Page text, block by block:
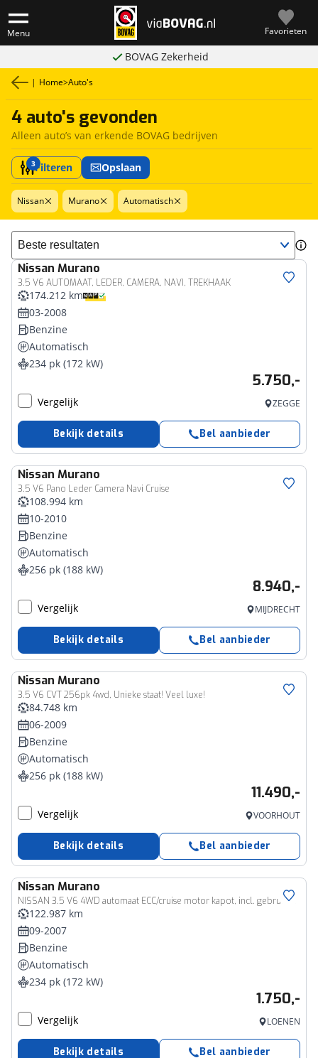
Menu Favorieten
BOVAG Zekerheid
| Home>Auto's
4 auto's gevonden
Alleen auto’s van erkende BOVAG bedrijven
3Filteren Opslaan
Nissan Murano Automatisch
Sorteer resultaten
Nissan Murano
3.5 V6 AUTOMAAT, LEDER, CAMERA, NAVI, TREKHAAK
174.212 km
03-2008
Benzine
Automatisch
234 pk (172 kW)
5.750,-
Vergelijk ZEGGE
Bekijk details Bel aanbieder
Nissan Murano
3.5 V6 Pano Leder Camera Navi Cruise
108.994 km
10-2010
Benzine
Automatisch
256 pk (188 kW)
8.940,-
Vergelijk MIJDRECHT
Bekijk details Bel aanbieder
Nissan Murano
3.5 V6 CVT 256pk 4wd, Unieke staat! Veel luxe!
84.748 km
06-2009
Benzine
Automatisch
256 pk (188 kW)
11.490,-
Vergelijk VOORHOUT
Bekijk details Bel aanbieder
Nissan Murano
NISSAN 3.5 V6 4WD automaat ECC/cruise motor kapot, incl. gebruikte motor los
122.987 km
09-2007
Benzine
Automatisch
234 pk (172 kW)
1.750,-
Vergelijk LOENEN
Bekijk details Bel aanbieder